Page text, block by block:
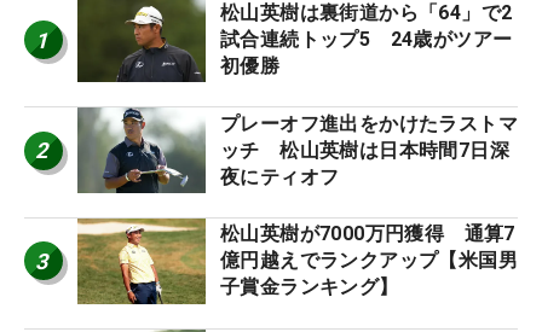
1
松山英樹は裏街道から「64」で2
試合連続トップ5 24歳がツアー
初優勝
2
プレーオフ進出をかけたラストマ
ッチ 松山英樹は日本時間7日深
夜にティオフ
3
松山英樹が7000万円獲得 通算7
億円越えでランクアップ【米国男
子賞金ランキング】